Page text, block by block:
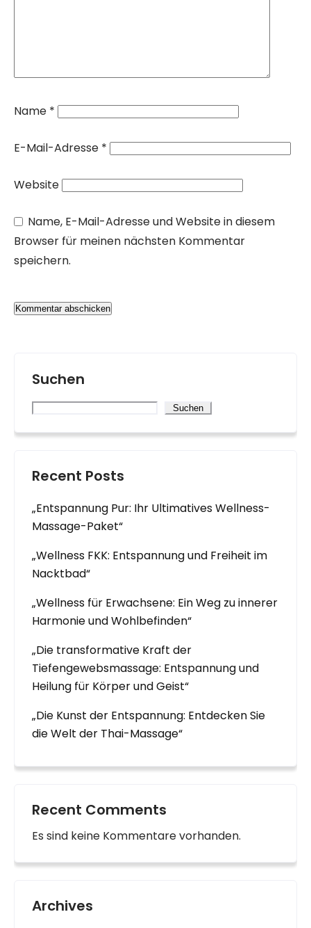
Name *
E-Mail-Adresse *
Website
Name, E-Mail-Adresse und Website in diesem
Browser für meinen nächsten Kommentar
speichern.
Suchen
Suchen
Recent Posts
„Entspannung Pur: Ihr Ultimatives Wellness-
Massage-Paket“
„Wellness FKK: Entspannung und Freiheit im
Nacktbad“
„Wellness für Erwachsene: Ein Weg zu innerer
Harmonie und Wohlbefinden“
„Die transformative Kraft der
Tiefengewebsmassage: Entspannung und
Heilung für Körper und Geist“
„Die Kunst der Entspannung: Entdecken Sie
die Welt der Thai-Massage“
Recent Comments
Es sind keine Kommentare vorhanden.
Archives